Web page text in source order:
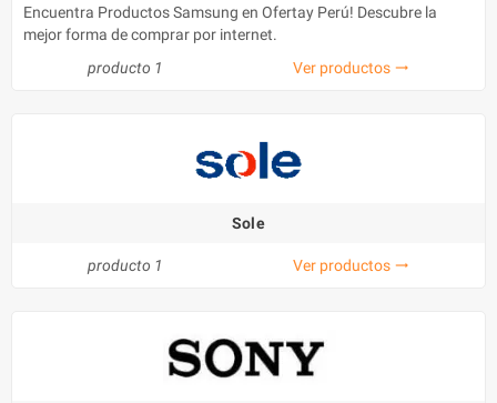
Encuentra Productos Samsung en Ofertay Perú! Descubre la
mejor forma de comprar por internet.
producto 1
Ver productos trending_flat
Sole
producto 1 Ver productos trending_flat